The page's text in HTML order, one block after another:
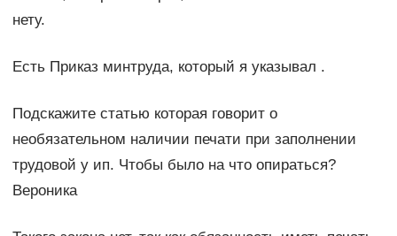
нету.
Есть Приказ минтруда, который я указывал .
Подскажите статью которая говорит о
необязательном наличии печати при заполнении
трудовой у ип. Чтобы было на что опираться?
Вероника